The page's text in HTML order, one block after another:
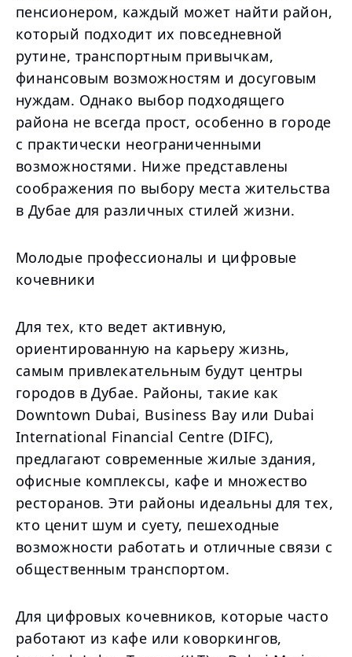
пенсионером, каждый может найти район,
который подходит их повседневной
рутине, транспортным привычкам,
финансовым возможностям и досуговым
нуждам. Однако выбор подходящего
района не всегда прост, особенно в городе
с практически неограниченными
возможностями. Ниже представлены
соображения по выбору места жительства
в Дубае для различных стилей жизни.
Молодые профессионалы и цифровые
кочевники
Для тех, кто ведет активную,
ориентированную на карьеру жизнь,
самым привлекательным будут центры
городов в Дубае. Районы, такие как
Downtown Dubai, Business Bay или Dubai
International Financial Centre (DIFC),
предлагают современные жилые здания,
офисные комплексы, кафе и множество
ресторанов. Эти районы идеальны для тех,
кто ценит шум и суету, пешеходные
возможности работать и отличные связи с
общественным транспортом.
Для цифровых кочевников, которые часто
работают из кафе или коворкингов,